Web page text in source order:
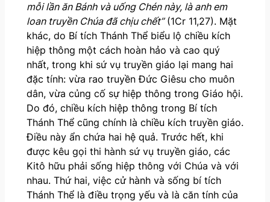
mỗi lần ăn Bánh và uống Chén này, là anh em
loan truyền Chúa đã chịu chết”(1Cr 11,27). Mặt
khác, do Bí tích Thánh Thể biểu lộ chiều kích
hiệp thông một cách hoàn hảo và cao quý
nhất, trong khi sứ vụ truyền giáo lại mang hai
đặc tính: vừa rao truyền Đức Giêsu cho muôn
dân, vừa củng cố sự hiệp thông trong Giáo hội.
Do đó, chiều kích hiệp thông trong Bí tích
Thánh Thể cũng chính là chiều kích truyền giáo.
Điều này ẩn chứa hai hệ quả. Trước hết, khi
được kêu gọi thi hành sứ vụ truyền giáo, các
Kitô hữu phải sống hiệp thông với Chúa và với
nhau. Thứ hai, việc cử hành và sống bí tích
Thánh Thể là điều trọng yếu và là căn tính của